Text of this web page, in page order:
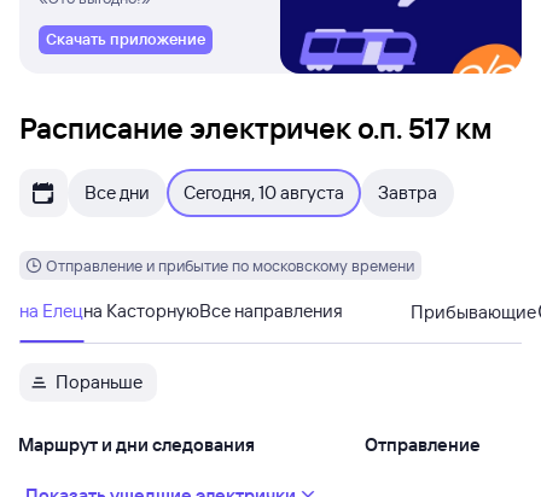
Скачать приложение
Расписание электричек о.п. 517 км
Все дни Сегодня, 10 августа Завтра
Отправление и прибытие по московскому времени
на Елецна КасторнуюВсе направления Прибывающие
Пораньше
Маршрут и дни следования Отправление